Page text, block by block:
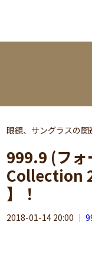
眼鏡、サングラスの関
999.9 (フ
Collection
】！
2018-01-14 20:00 ｜